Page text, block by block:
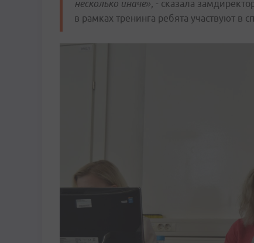
несколько иначе», - сказала
в рамках тренинга ребята участвуют в